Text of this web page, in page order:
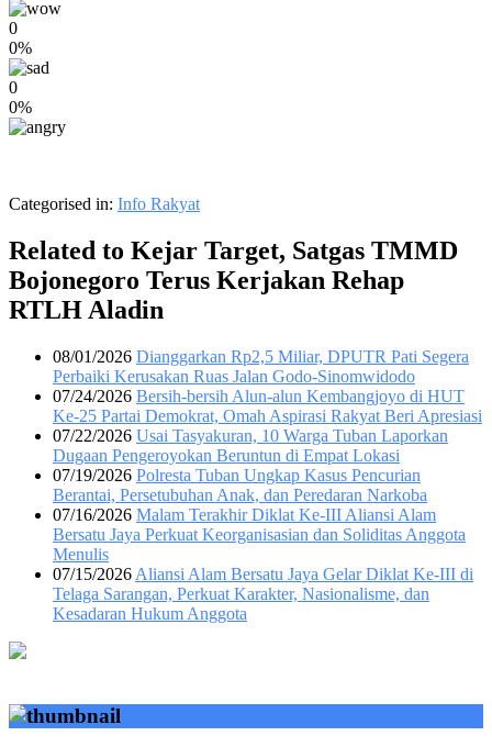
0
0%
0
0%
Categorised in: Info Rakyat
Related to Kejar Target, Satgas TMMD
Bojonegoro Terus Kerjakan Rehap
RTLH Aladin
08/01/2026 Dianggarkan Rp2,5 Miliar, DPUTR Pati Segera
Perbaiki Kerusakan Ruas Jalan Godo-Sinomwidodo
07/24/2026 Bersih-bersih Alun-alun Kembangjoyo di HUT
Ke-25 Partai Demokrat, Omah Aspirasi Rakyat Beri Apresiasi
07/22/2026 Usai Tasyakuran, 10 Warga Tuban Laporkan
Dugaan Pengeroyokan Beruntun di Empat Lokasi
07/19/2026 Polresta Tuban Ungkap Kasus Pencurian
Berantai, Persetubuhan Anak, dan Peredaran Narkoba
07/16/2026 Malam Terakhir Diklat Ke-III Aliansi Alam
Bersatu Jaya Perkuat Keorganisasian dan Soliditas Anggota
Menulis
07/15/2026 Aliansi Alam Bersatu Jaya Gelar Diklat Ke-III di
Telaga Sarangan, Perkuat Karakter, Nasionalisme, dan
Kesadaran Hukum Anggota